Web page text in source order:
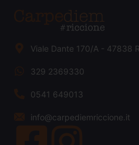
Viale Dante 170/A - 47838
329 2369330
0541 649013
info@carpediemriccione.it